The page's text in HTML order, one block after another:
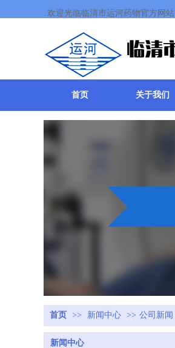
欢迎光临临清市运河药物官方网站
首页 关于我们
首页 >> 新闻中心 >> 公司新闻
新闻中心